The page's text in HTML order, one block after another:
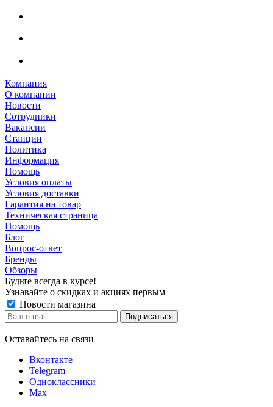
Компания
О компании
Новости
Сотрудники
Вакансии
Станции
Политика
Информация
Помощь
Условия оплаты
Условия доставки
Гарантия на товар
Техническая страница
Помощь
Блог
Вопрос-ответ
Бренды
Обзоры
Будьте всегда в курсе!
Узнавайте о скидках и акциях первым
Новости магазина
Оставайтесь на связи
Вконтакте
Telegram
Одноклассники
Max